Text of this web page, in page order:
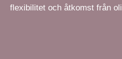
flexibilitet och åtkomst från